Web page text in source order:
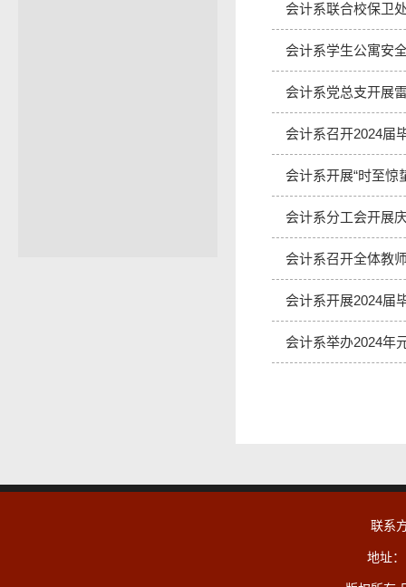
会计系联合校保卫
会计系学生公寓安
会计系党总支开展
会计系召开2024届
会计系开展“时至惊
会计系分工会开展
会计系召开全体教
会计系开展2024届
会计系举办2024年
联系
地址